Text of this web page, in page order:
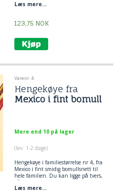
et flaggstikk mellom hengekøyen og
hengekøyer.
Læs mere...
123,75 NOK
Varenr. 4
Hengekøye fra
Mexico i fint bomull
Mere end 10 på lager
(lev. 1-2 dage)
Hengekøyei familiestørrelse nr 4, fra
Mexico i fint smidig bomullsnett til
hele familien. Du kan ligge på tvers,
på langs og diagonalt i denne
hengekøyen. God plass til flere
Læs mere...